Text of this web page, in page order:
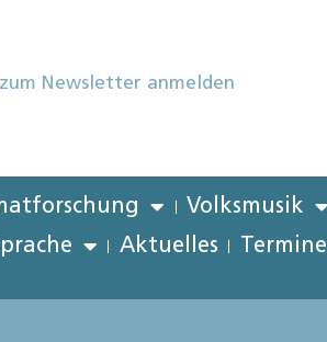
zum Newsletter anmelden
Volksmusik
Aktuelles Termine